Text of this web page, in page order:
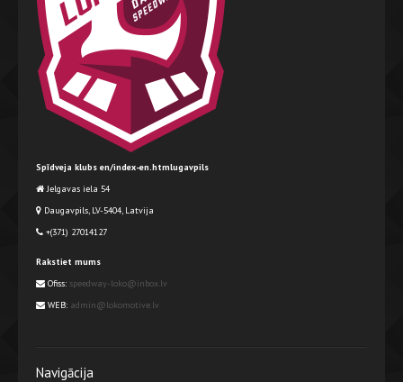
Spīdveja klubs en/index-en.htmlugavpils
Jelgavas iela 54
Daugavpils, LV-5404, Latvija
+(371) 27014127
Rakstiet mums
Ofiss: speedway-loko@inbox.lv
WEB: admin@lokomotive.lv
Navigācija